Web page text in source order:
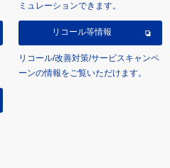
ミュレーションできます。
リコール等情報
リコール/改善対策/サービスキャンペ
ーンの情報をご覧いただけます。